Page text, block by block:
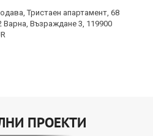
Тристаен апартамент, 68
Варна, Възраждане 3, 119900
ПРОЕКТИ